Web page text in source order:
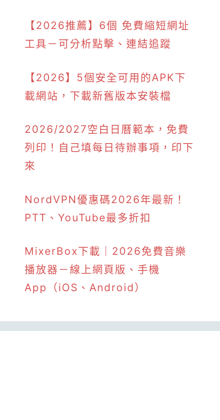
【2026推薦】6個 免費縮短網址
工具－可分析點擊、連結追蹤
【2026】5個安全可用的APK下
載網站，下載新舊版本安裝檔
2026/2027空白日曆範本，免費
列印！自己填每日待辦事項，印下
來
NordVPN優惠碼2026年最新！
PTT、YouTube最多折扣
MixerBox下載｜2026免費音樂
播放器－線上網頁版、手機
App（iOS、Android）